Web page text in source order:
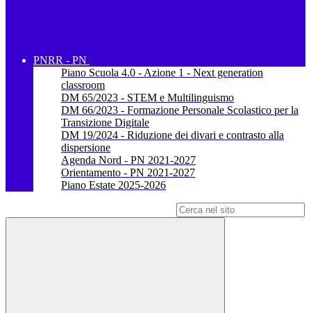
PNRR - PN
Piano Scuola 4.0 - Azione 1 - Next generation
classroom
DM 65/2023 - STEM e Multilinguismo
DM 66/2023 - Formazione Personale Scolastico per la
Transizione Digitale
DM 19/2024 - Riduzione dei divari e contrasto alla
dispersione
Agenda Nord - PN 2021-2027
Orientamento - PN 2021-2027
Piano Estate 2025-2026